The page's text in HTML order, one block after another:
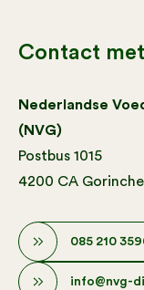
Contact
Nederlandse
(NVG)
Postbus 1015
4200 CA
085 210
info@nvg-